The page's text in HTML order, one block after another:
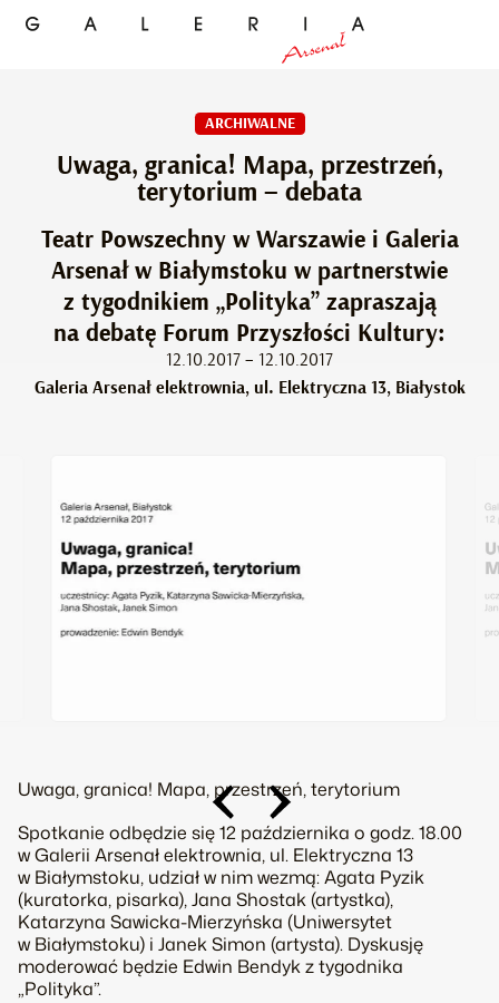
ARCHIWALNE
Uwaga, granica! Mapa, przestrzeń,
terytorium – debata
Teatr Powszechny w Warszawie i Galeria
Arsenał w Białymstoku w partnerstwie
z tygodnikiem „Polityka” zapraszają
na debatę Forum Przyszłości Kultury:
12.10.2017 – 12.10.2017
Galeria Arsenał elektrownia, ul. Elektryczna 13, Białystok
Uwaga, granica! Mapa, przestrzeń, terytorium
Spotkanie odbędzie się 12 października o godz. 18.00
w Galerii Arsenał elektrownia, ul. Elektryczna 13
w Białymstoku, udział w nim wezmą: Agata Pyzik
(kuratorka, pisarka), Jana Shostak (artystka),
Katarzyna Sawicka-Mierzyńska (Uniwersytet
w Białymstoku) i Janek Simon (artysta). Dyskusję
moderować będzie Edwin Bendyk z tygodnika
„Polityka”.